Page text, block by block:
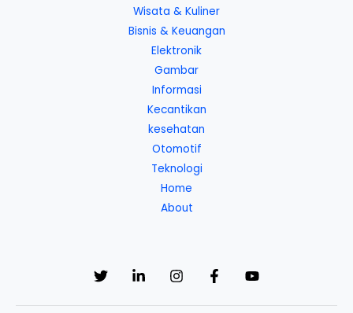
Wisata & Kuliner
Bisnis & Keuangan
Elektronik
Gambar
Informasi
Kecantikan
kesehatan
Otomotif
Teknologi
Home
About